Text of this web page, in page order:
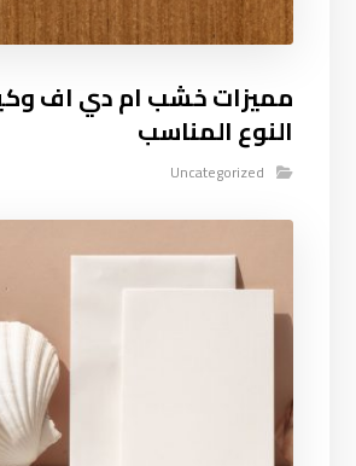
مميزات خشب ام دي اف
النوع المناسب
Uncategorized